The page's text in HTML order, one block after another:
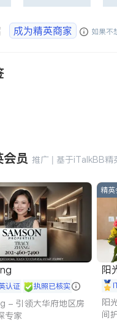
成为精英商家 如果不
会员 推广 | 基于iTalkBB精
认证 执照已核实
- 引领大华府地区房
专家
精英
阳
阳
间